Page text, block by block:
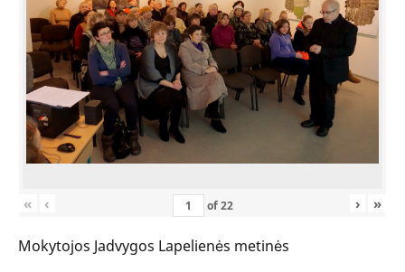
« ‹ of22 › »
Mokytojos Jadvygos Lapelienės metinės